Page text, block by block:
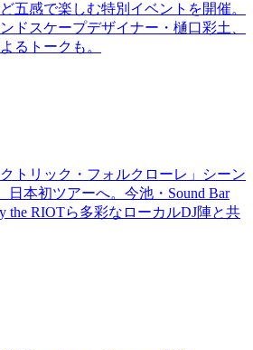
五感で楽しむ特別イベントを開催。
ドスケープデザイナー・樋口彩土、
るトークも。
トリック・フォルクローレ」シーン
本初ツアーへ。今池・Sound Bar
the RIOTら多彩なローカルDJ陣と共